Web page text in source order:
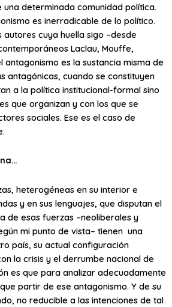
determinada comunidad política.
es inerradicable de lo político.
autores cuya huella sigo –desde
Laclau, Mouffe,
antagonismo es la sustancia misma de
antagónicas, cuando se constituyen
a la política institucional-formal sino
que organizan y con los que se
sociales. Ese es el caso de
heterogéneas en su interior e
y en sus lenguajes, que disputan el
de esas fuerzas –neoliberales y
mi punto de vista– tienen una
país, su actual configuración
la crisis y el derrumbe nacional de
es que para analizar adecuadamente
partir de ese antagonismo. Y de su
no reducible a las intenciones de tal